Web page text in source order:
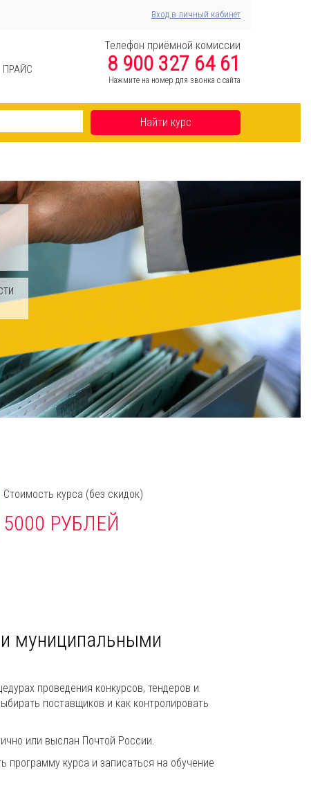
Вход в личный кабинет
ПРАЙС
Телефон приёмной комиссии
8 900 327 64 61
Нажмите на номер для звонка с сайта
Найти курс
Стоимость курса (без скидок)
5000 РУБЛЕЙ
муниципальными
проведения конкурсов, тендеров и
поставщиков и как контролировать
или выслан Почтой России.
курса и записаться на обучение